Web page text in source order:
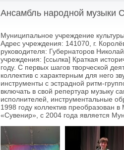
Ансамбль народной музыки
Муниципальное учреждение
Адрес учреждения: 141070, г.
руководителя: Губернаторов
учреждения: [ссылка] Краткая
году. С первых шагов творческой
коллектив с характерным для него
инструменты с эстрадной ритм-
включать в свой репертуар музыку
исполнителей, инструментальные
1998 году коллектив преобразован
«Сувенир», с 2004 года является